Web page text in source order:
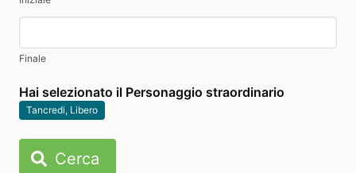
Finale
Hai selezionato il Personaggio straordinario
Tancredi, Libero
Cerca